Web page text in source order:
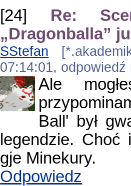
[24] Re:
„Dragonballa”
SStefan
07:14:01,
Ale
Ball' był
legendzie.
gje Minekury.
Odpowiedz